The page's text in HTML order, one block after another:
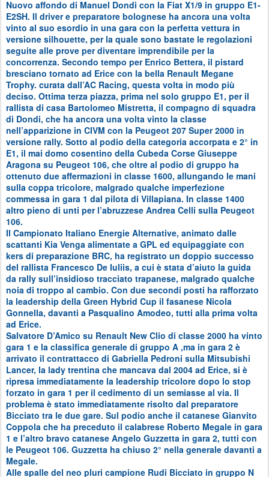
Nuovo affondo di Manuel Dondi con la Fiat X1/9 in gruppo E1-
E2SH. Il driver e preparatore bolognese ha ancora una volta
vinto al suo esordio in una gara con la perfetta vettura in
versione silhouette, per la quale sono bastate le regolazioni
seguite alle prove per diventare imprendibile per la
concorrenza. Secondo tempo per Enrico Bettera, il pistard
bresciano tornato ad Erice con la bella Renault Megane
Trophy. curata dall’AC Racing, questa volta in modo più
deciso. Ottima terza piazza, prima nel solo gruppo E1, per il
rallista di casa Bartolomeo Mistretta, il compagno di squadra
di Dondi, che ha ancora una volta vinto la classe
nell’apparizione in CIVM con la Peugeot 207 Super 2000 in
versione rally. Sotto al podio della categoria accorpata e 2° in
E1, il mai domo cosentino della Cubeda Corse Giuseppe
Aragona su Peugeot 106, che oltre al podio di gruppo ha
ottenuto due affermazioni in classe 1600, allungando le mani
sulla coppa tricolore, malgrado qualche imperfezione
commessa in gara 1 dal pilota di Villapiana. In classe 1400
altro pieno di unti per l’abruzzese Andrea Celli sulla Peugeot
106.
Il Campionato Italiano Energie Alternative, animato dalle
scattanti Kia Venga alimentate a GPL ed equipaggiate con
kers di preparazione BRC, ha registrato un doppio successo
del rallista Francesco De Iuliis, a cui è stata d’aiuto la guida
da rally sull’insidioso tracciato trapanese, malgrado qualche
noia di troppo al cambio. Con due secondi posti ha rafforzato
la leadership della Green Hybrid Cup il fasanese Nicola
Gonnella, davanti a Pasqualino Amodeo, tutti alla prima volta
ad Erice.
Salvatore D’Amico su Renault New Clio di classe 2000 ha vinto
gara 1 e la classifica generale di gruppo A ,ma in gara 2 è
arrivato il contrattacco di Gabriella Pedroni sulla Mitsubishi
Lancer, la lady trentina che mancava dal 2004 ad Erice, si è
ripresa immediatamente la leadership tricolore dopo lo stop
forzato in gara 1 per il cedimento di un semiasse al via. Il
problema è stato immediatamente risolto dal preparatore
Bicciato tra le due gare. Sul podio anche il catanese Gianvito
Coppola che ha preceduto il calabrese Roberto Megale in gara
1 e l’altro bravo catanese Angelo Guzzetta in gara 2, tutti con
le Peugeot 106. Guzzetta ha chiuso 2° nella generale davanti a
Megale.
Alle spalle del neo pluri campione Rudi Bicciato in gruppo N